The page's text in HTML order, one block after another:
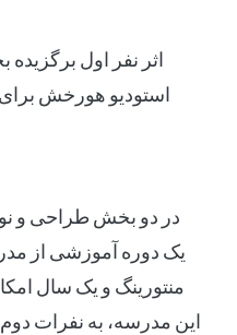
اثر نفر اول
استودیو هورخش
در دو بخش طراحی و
یک دوره آموزشی از
منتورینگ و یک سال
این مدرسه، به نفرات